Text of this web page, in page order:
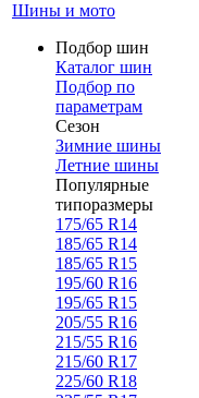
Шины и мото
Подбор шин
Каталог шин
Подбор по
параметрам
Сезон
Зимние шины
Летние шины
Популярные
типоразмеры
175/65 R14
185/65 R14
185/65 R15
195/60 R16
195/65 R15
205/55 R16
215/55 R16
215/60 R17
225/60 R18